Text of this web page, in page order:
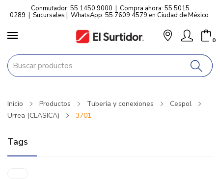
Conmutador: 55 1450 9000 | Compra ahora: 55 5015
0289 | Sucursales | WhatsApp: 55 7609 4579 en Ciudad de México
0
Inicio Productos Tubería y conexiones
Cespol
Urrea (CLASICA)
3701
Tags